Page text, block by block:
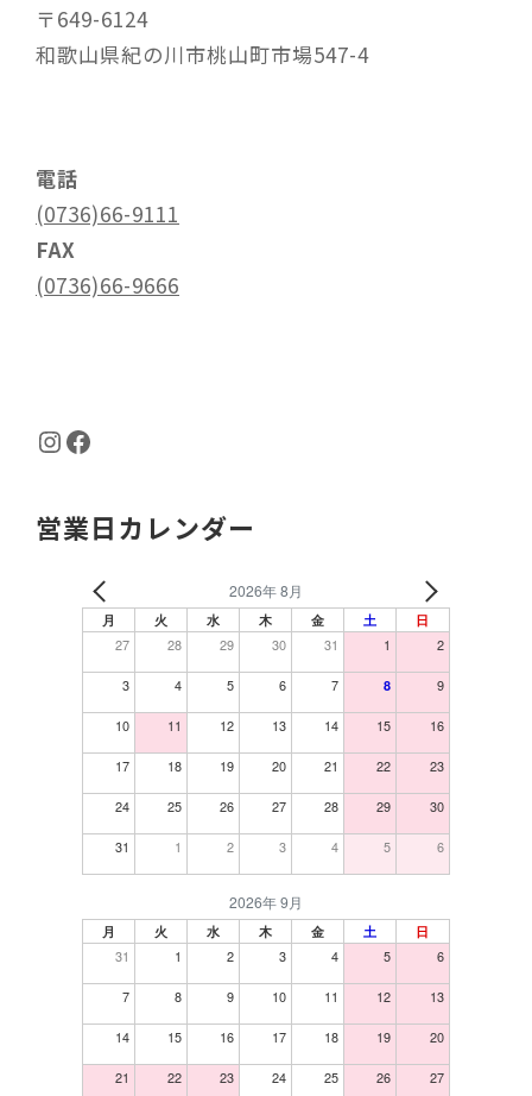
〒649-6124
和歌山県紀の川市桃山町市場547-4
電話
(0736)66-9111
FAX
(0736)66-9666
Instagram
Facebook
営業日カレンダー
2026年 8月
月 火 水 木 金 土 日
27 28 29 30 31 1 2
3 4 5 6 7 8 9
10 11 12 13 14 15 16
17 18 19 20 21 22 23
24 25 26 27 28 29 30
31 1 2 3 4 5 6
2026年 9月
月 火 水 木 金 土 日
31 1 2 3 4 5 6
7 8 9 10 11 12 13
14 15 16 17 18 19 20
21 22 23 24 25 26 27